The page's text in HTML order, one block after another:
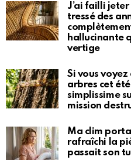
J’ai failli
tressé des
hallucinante
vertige
Si vous
arbres cet
simplissime
mission
Ma clim
rafraîchi la
passait son